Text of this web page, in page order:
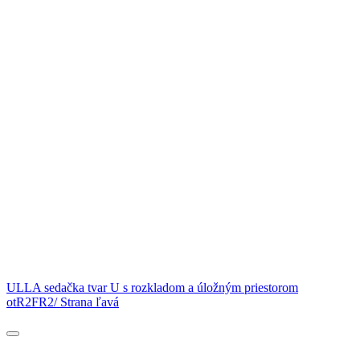
ULLA sedačka tvar U s rozkladom a úložným priestorom
otR2FR2/ Strana ľavá